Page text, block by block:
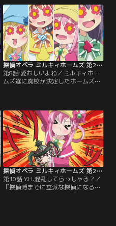
った。時は遡りその40分前。大探偵
博の目玉として建てられたカマクラ
の大探偵像を爆破するという予告状
がG4の元に届く。さらにそこに
は…。
探偵オペラ ミルキィホームズ 第2幕 第08話
第8話 愛おしいよね／ミルキィホー
ムズ遂に廃校が決定したホームズ探
人は、他の生徒の転校先が次々と決
まっていく中、どこにも行き先が決
まらずにいた。精神的に追い詰めら
れたコーデリアは現実逃避の妄想に
溺れていく。強大化していくその妄
想は…。
探偵オペラ ミルキィホームズ 第2幕 第10話
第10話 Y.H.混乱してらっしゃる？／
『探偵博までに立派な探偵になる』
と誓ったミルキィホームズ。だが時